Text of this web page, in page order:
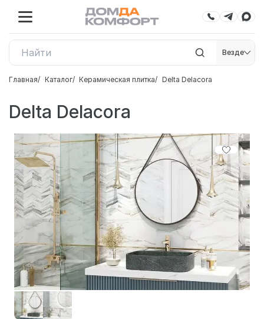
Везде
Главная Каталог Керамическая плитка Delta Delacora
Delta Delacora